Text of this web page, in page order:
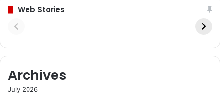
Web Stories
Archives
July 2026